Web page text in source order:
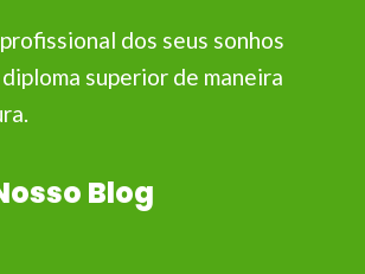
dos seus sonhos
superior de maneira
Blog